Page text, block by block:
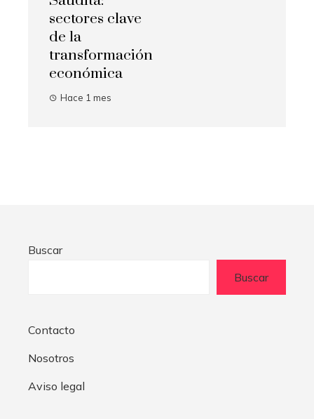
sectores clave
de la
transformación
económica
Hace 1 mes
Buscar
Buscar
Contacto
Nosotros
Aviso legal